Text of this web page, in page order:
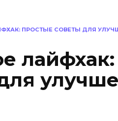
ПРОСТЫЕ СОВЕТЫ ДЛЯ